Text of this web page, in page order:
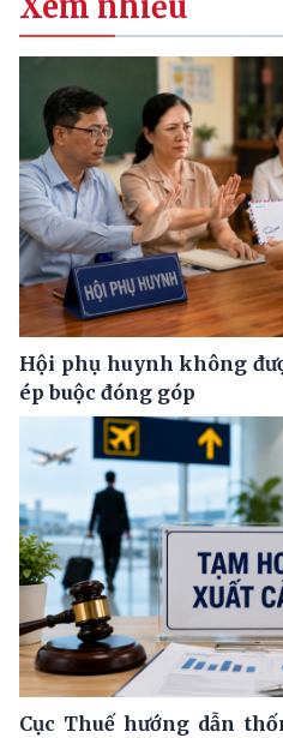
Xem nhiều
Hội phụ huynh không
ép buộc đóng góp
Cục Thuế hướng dẫn